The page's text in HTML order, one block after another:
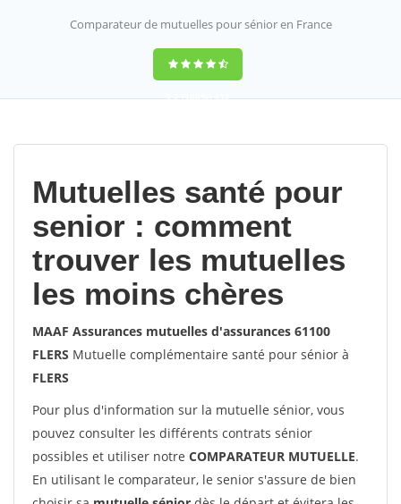
Comparateur de mutuelles pour sénior en France
9,2(100%)452
Mutuelles santé pour
senior : comment
trouver les mutuelles
les moins chères
MAAF Assurances mutuelles d'assurances 61100
FLERS Mutuelle complémentaire santé pour sénior à
FLERS
Pour plus d'information sur la mutuelle sénior, vous
pouvez consulter les différents contrats sénior
possibles et utiliser notre COMPARATEUR MUTUELLE.
En utilisant le comparateur, le senior s'assure de bien